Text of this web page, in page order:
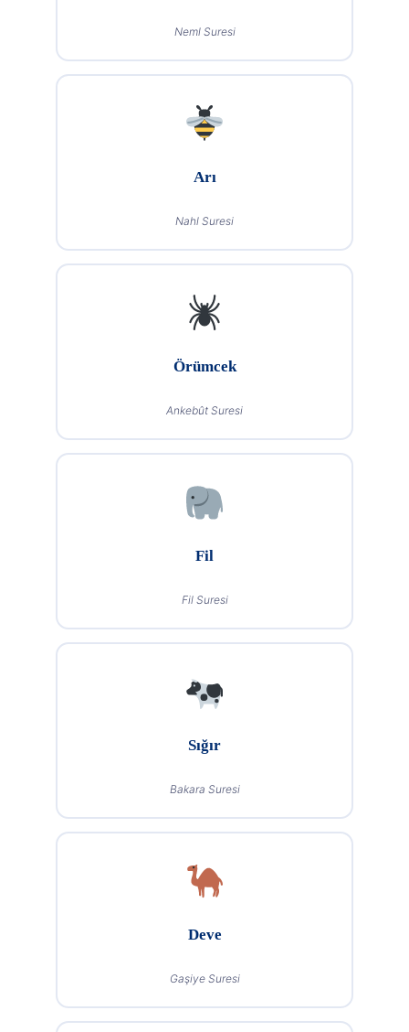
Neml Suresi
Arı
Nahl Suresi
Örümcek
Ankebût Suresi
Fil
Fil Suresi
Sığır
Bakara Suresi
Deve
Gaşiye Suresi